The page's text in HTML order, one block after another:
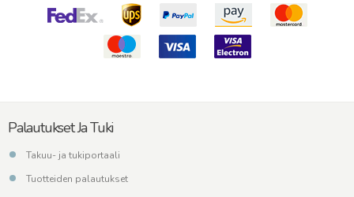
Palautukset Ja Tuki
Takuu- ja tukiportaali
Tuotteiden palautukset